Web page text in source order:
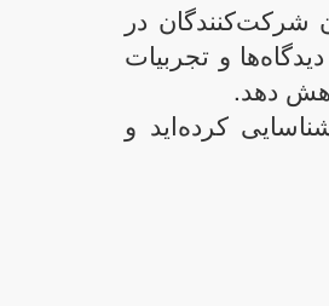
شرکت‌کنندگان در
و تجربیات
دهد.
کرده‌اید و